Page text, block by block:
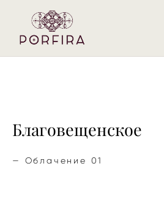
Благовещенское
— Облачение 01